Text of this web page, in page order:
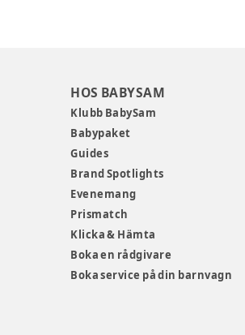
HOS BABYSAM
Klubb BabySam
Babypaket
Guides
Brand Spotlights
Evenemang
Prismatch
Klicka & Hämta
Boka en rådgivare
Boka service på din barnvagn